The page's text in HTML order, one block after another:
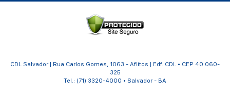
CDL Salvador | Rua Carlos Gomes, 1063 - Aflitos | Edf. CDL • CEP 40.060-
325
Tel.: (71) 3320-4000 • Salvador - BA